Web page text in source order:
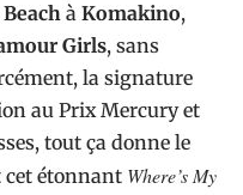
à Komakino,
Girls, sans
la signature
au Prix Mercury et
tout ça donne le
étonnant Where’s My